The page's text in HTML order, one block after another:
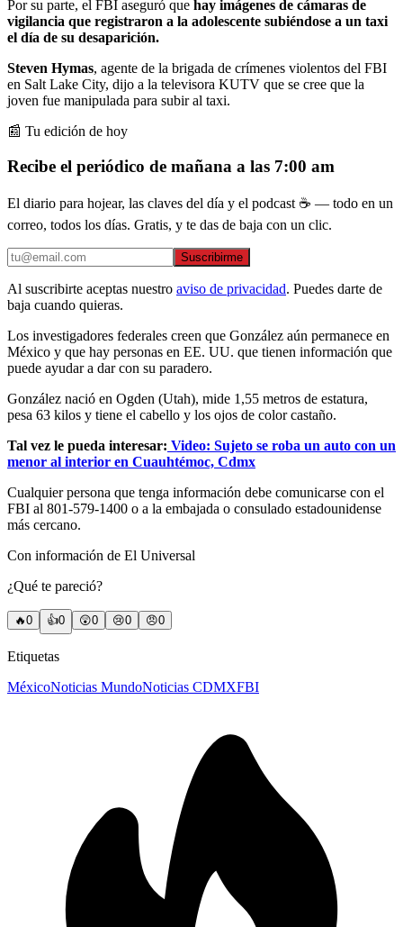
Por su parte, el FBI aseguró que hay imágenes de cámaras de
vigilancia que registraron a la adolescente subiéndose a un taxi
el día de su desaparición.
Steven Hymas, agente de la brigada de crímenes violentos del FBI
en Salt Lake City, dijo a la televisora KUTV que se cree que la
joven fue manipulada para subir al taxi.
📰 Tu edición de hoy
Recibe el periódico de mañana a las 7:00 am
El diario para hojear, las claves del día y el podcast ☕ — todo en un
correo, todos los días. Gratis, y te das de baja con un clic.
Suscribirme
Al suscribirte aceptas nuestro aviso de privacidad. Puedes darte de
baja cuando quieras.
Los investigadores federales creen que González aún permanece en
México y que hay personas en EE. UU. que tienen información que
puede ayudar a dar con su paradero.
González nació en Ogden (Utah), mide 1,55 metros de estatura,
pesa 63 kilos y tiene el cabello y los ojos de color castaño.
Tal vez le pueda interesar: Video: Sujeto se roba un auto con un
menor al interior en Cuauhtémoc, Cdmx
Cualquier persona que tenga información debe comunicarse con el
FBI al 801-579-1400 o a la embajada o consulado estadounidense
más cercano.
Con información de El Universal
¿Qué te pareció?
🔥0 👍0 😲0 😢0 😠0
Etiquetas
MéxicoNoticias MundoNoticias CDMXFBI